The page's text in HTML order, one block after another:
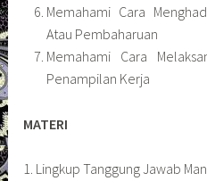
Memahami Cara
Atau Pembaharuan
Memahami Cara
Penampilan Kerja
MATERI
1. Lingkup Tanggung Jawab